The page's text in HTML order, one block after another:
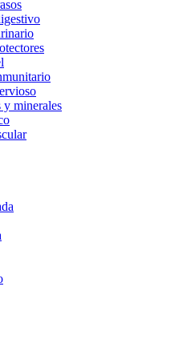
y minerales